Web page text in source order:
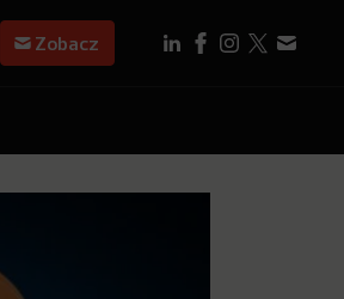
Zobacz